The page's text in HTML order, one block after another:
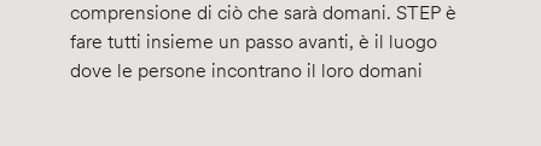
comprensione di ciò che sarà domani. STEP è
fare tutti insieme un passo avanti, è il luogo
dove le persone incontrano il loro domani